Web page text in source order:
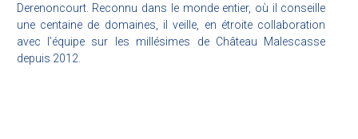
Derenoncourt. Reconnu dans le monde entier, où il conseille
une centaine de domaines, il veille, en étroite collaboration
avec l’équipe sur les millésimes de Château Malescasse
depuis 2012.